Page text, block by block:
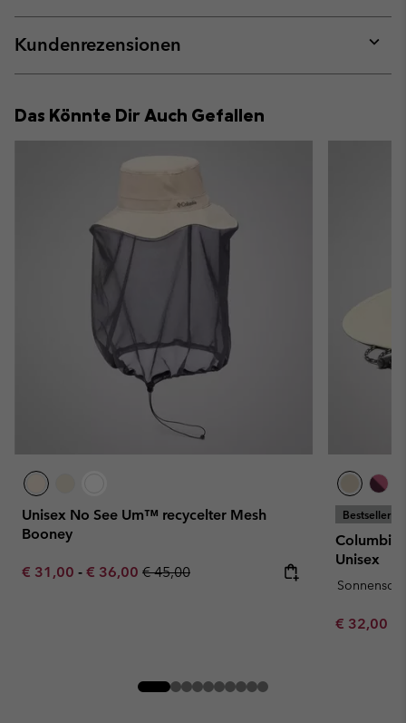
or
Kundenrezensionen
or
Das Könnte Dir Auch Gefallen
Unisex No See Um™ recycelter Mesh
Booney
Minimum sale price:
€ 31,00 - Maximum sale price:
€ 36,00 Regular price:
€ 45,00
Bestseller
Unisex
Minimum
€ 32,00